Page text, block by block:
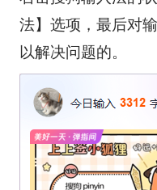
法】选项，最后对
以解决问题的。